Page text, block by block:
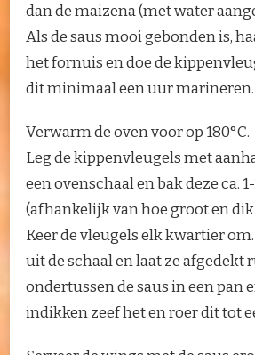
dan de maizena (met water
Als de saus mooi gebonden is,
het fornuis en doe de
dit minimaal een uur marineren.
Verwarm de oven voor op 180°C.
Leg de kippenvleugels met
een ovenschaal en bak deze ca.
(afhankelijk van hoe groot en
Keer de vleugels elk kwartier
uit de schaal en laat ze afgedekt
ondertussen de saus in een pan
indikken zeef het en roer dit tot